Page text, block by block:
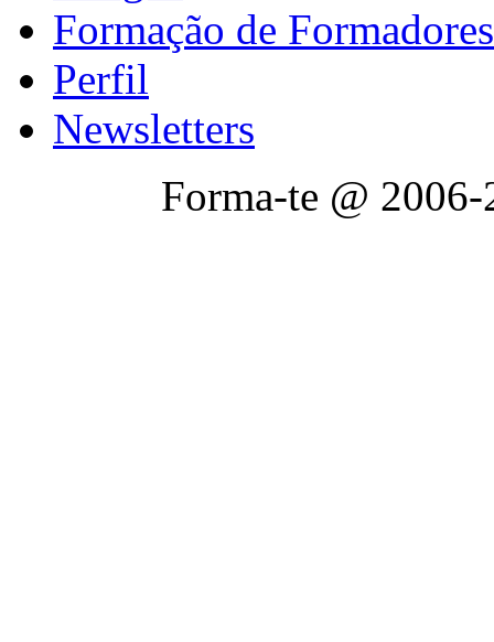
Formação de Formadores
Perfil
Newsletters
Forma-te @